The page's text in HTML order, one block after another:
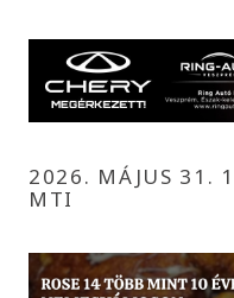
2026. MÁJUS 31.
MTI